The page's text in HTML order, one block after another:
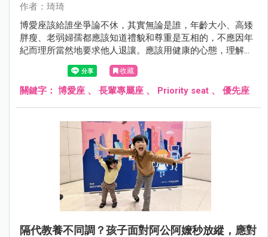
作者：琦琦
博愛座該給誰坐爭論不休，其實無論是誰，年齡大小、高矮
胖瘦、老弱婦孺都應該知道禮貌和尊重是互相的，不應因年
紀而理所當然地要求他人退讓。應該用健康的心態，理解每
個人可能的需求，而不是站在道德制高點去批評他人。
收藏
關鍵字： 博愛座 、 長輩專屬座 、 Priority seat 、 優先座
隔代教養不同調？孩子面對阿公阿嬤秒放縱，應對